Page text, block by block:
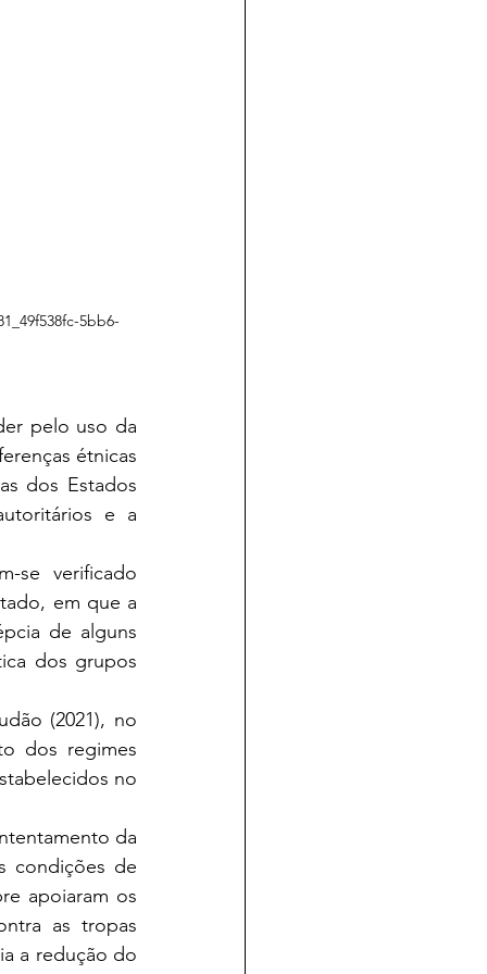
5bb6-
étnicas
dos Estados
e a
em que a
de alguns
dos grupos
dos regimes
no
condições de
apoiaram os
as tropas
a redução do